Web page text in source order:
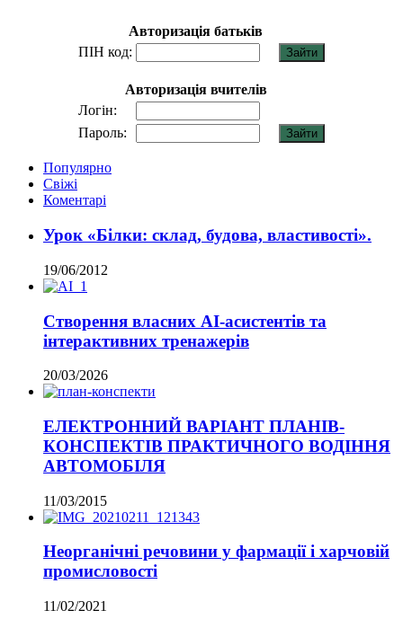
Авторизація батьків
ПІН код:
Авторизація вчителів
Логін:
Пароль:
Популярно
Свіжі
Коментарі
Урок «Білки: склад, будова, властивості».
19/06/2012
Створення власних AI-асистентів та
інтерактивних тренажерів
20/03/2026
ЕЛЕКТРОННИЙ ВАРІАНТ ПЛАНІВ-
КОНСПЕКТІВ ПРАКТИЧНОГО ВОДІННЯ
АВТОМОБІЛЯ
11/03/2015
Неорганічні речовини у фармації і харчовій
промисловості
11/02/2021